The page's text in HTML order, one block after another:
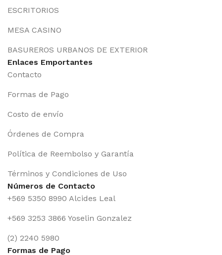
ESCRITORIOS
MESA CASINO
BASUREROS URBANOS DE EXTERIOR
Enlaces Emportantes
Contacto
Formas de Pago
Costo de envío
Órdenes de Compra
Política de Reembolso y Garantía
Términos y Condiciones de Uso
Números de Contacto
+569 5350 8990 Alcides Leal
+569 3253 3866 Yoselin Gonzalez
(2) 2240 5980
Formas de Pago